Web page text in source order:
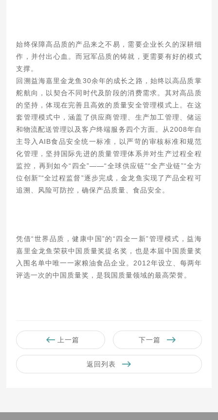
始终保障高品质的产品来之不易，需要企业长久的深耕细
作，并付出心血。而冠军品质的铸就，更需要有好的模式
支撑。
回溯益海嘉里金龙鱼30余年的成长之路，始终以高品质掌
舵航向，以契合不同时代及阶段的消费需求。其对高品质
的坚持，体现在完善且高效的质量安全管理模式上。在这
套管理模式中，涵盖了供应商管理、生产加工管理、储运
和物流配送管理以及客户终端服务四个方面。从2008年自
主导入AIB食品安全统一标准，以严苛的审核标准和规范
化管理，坚持国际先进的质量管理体系并对生产过程全程
监控，再到如今“四全”——“全球供应链”“全产业链”“全方
位创新”“全过程监督”逐步完成，金龙鱼实现了产品全程可
追溯、风险可防控，确保产品质量、食品安全。
凭借“世界品质，健康中国”的“四全一新”管理模式，益海
嘉里金龙鱼荣获中国质量奖提名奖，也是本届中国质量奖
入围名单中唯一一家粮油食品企业。2012年设立、每两年
评选一次的中国质量奖，是我国质量领域的最高荣誉。
上一篇 下一篇
返回列表